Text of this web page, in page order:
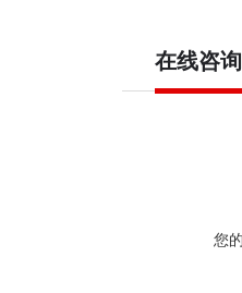
在线咨询
您